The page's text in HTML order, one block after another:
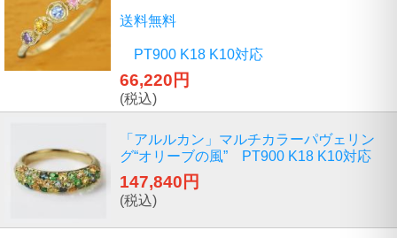
送料無料
PT900 K18 K10対応
66,220円
(税込)
「アルルカン」マルチカラーパヴェリン
グ“オリーブの風” PT900 K18 K10対応
147,840円
(税込)